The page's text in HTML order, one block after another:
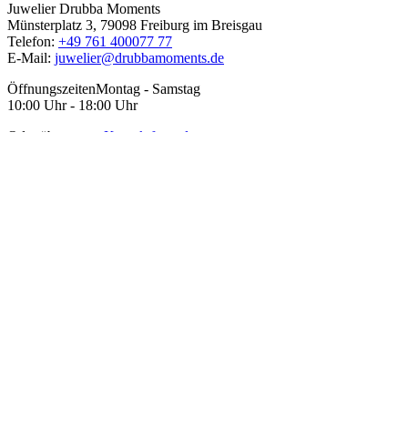
Juwelier Drubba Moments
Münsterplatz 3, 79098 Freiburg im Breisgau
Telefon: +49 761 400077 77
E-Mail: juwelier@drubbamoments.de
ÖffnungszeitenMontag - Samstag
10:00 Uhr - 18:00 Uhr
Oder über unser Kontaktformular